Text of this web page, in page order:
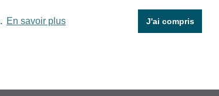
En savoir plus J'ai compris